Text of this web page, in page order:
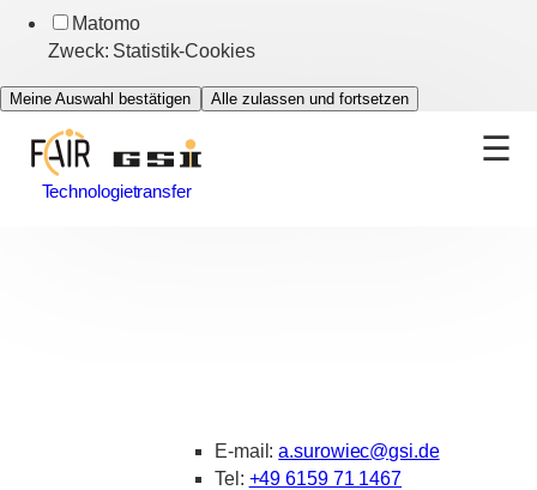
E-mail:a.surowiec@gsi.de
Tel: +49 6159 71 1467
Technologietransfer
Matomo
Zweck: Statistik-Cookies
Meine Auswahl bestätigen Alle zulassen und fortsetzen